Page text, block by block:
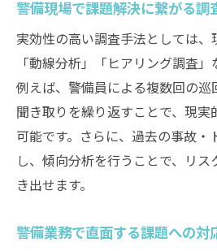
警備現場で課題解決に繋がる調
実効性の高い調査手法としては、
「動線分析」「ヒアリング調査」
例えば、警備員による複数回の
聞き取りを繰り返すことで、現実
可能です。さらに、過去の事故・
し、傾向分析を行うことで、リ
き出せます。
警備業務で直面する課題への対